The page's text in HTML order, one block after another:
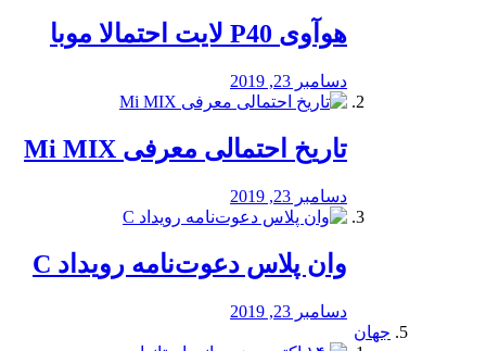
هوآوی P40 لایت احتمالا موبا
دسامبر 23, 2019
تاریخ احتمالی معرفی Mi MIX
دسامبر 23, 2019
وان پلاس دعوت‌نامه رویداد C
دسامبر 23, 2019
جهان